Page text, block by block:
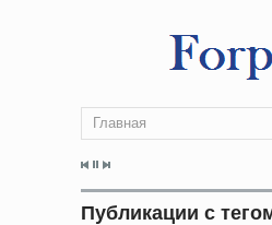
Главная
Публикации с